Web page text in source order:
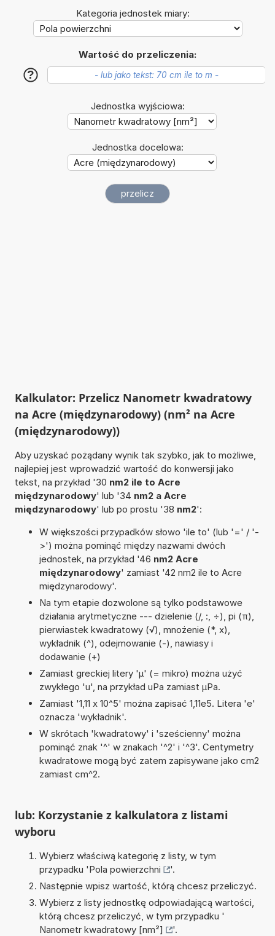
Kategoria jednostek miary:
Wartość do przeliczenia:
?
Jednostka wyjściowa:
Jednostka docelowa:
Kalkulator: Przelicz Nanometr kwadratowy
na Acre (międzynarodowy) (nm² na Acre
(międzynarodowy))
Aby uzyskać pożądany wynik tak szybko, jak to możliwe,
najlepiej jest wprowadzić wartość do konwersji jako
tekst, na przykład '30 nm2 ile to Acre
międzynarodowy' lub '34 nm2 a Acre
międzynarodowy' lub po prostu '38 nm2':
W większości przypadków słowo 'ile to' (lub '=' / '-
>') można pominąć między nazwami dwóch
jednostek, na przykład '46 nm2 Acre
międzynarodowy' zamiast '42 nm2 ile to Acre
międzynarodowy'.
Na tym etapie dozwolone są tylko podstawowe
działania arytmetyczne --- dzielenie (/, :, ÷), pi (π),
pierwiastek kwadratowy (√), mnożenie (*, x),
wykładnik (^), odejmowanie (-), nawiasy i
dodawanie (+)
Zamiast greckiej litery 'µ' (= mikro) można użyć
zwykłego 'u', na przykład uPa zamiast µPa.
Zamiast '1,11 x 10^5' można zapisać 1,11e5. Litera 'e'
oznacza 'wykładnik'.
W skrótach 'kwadratowy' i 'sześcienny' można
pominąć znak '^' w znakach '^2' i '^3'. Centymetry
kwadratowe mogą być zatem zapisywane jako cm2
zamiast cm^2.
lub: Korzystanie z kalkulatora z listami
wyboru
Wybierz właściwą kategorię z listy, w tym
przypadku 'Pola powierzchni
'.
Następnie wpisz wartość, którą chcesz przeliczyć.
Wybierz z listy jednostkę odpowiadającą wartości,
którą chcesz przeliczyć, w tym przypadku '
Nanometr kwadratowy [nm²]
'.